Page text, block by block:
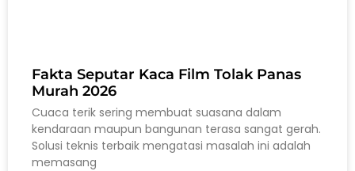
Fakta Seputar Kaca Film Tolak Panas
Murah 2026
Cuaca terik sering membuat suasana dalam
kendaraan maupun bangunan terasa sangat gerah.
Solusi teknis terbaik mengatasi masalah ini adalah
memasang